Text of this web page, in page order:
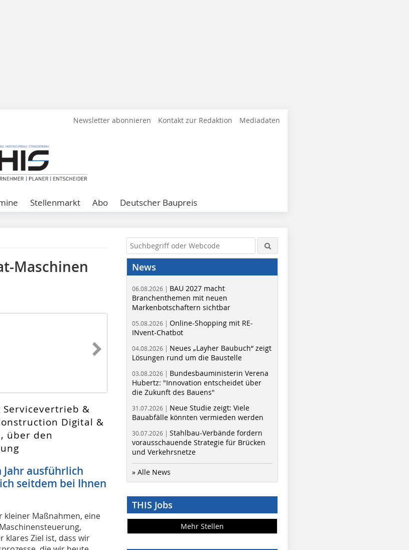
Newsletter abonnieren Kontakt zur Redaktion Mediadaten
Stellenmarkt Abo Deutscher Baupreis
Maschinen
Servicevertrieb &
Digital &
über den
ausführlich
seitdem bei Ihnen
kleiner Maßnahmen, eine
klares Ziel ist, dass wir
News
06.08.2026 | BAU 2027 macht
Branchenthemen mit neuen
Markenbotschaftern sichtbar
05.08.2026 | Online-Shopping mit RE-
INvent-Chatbot
04.08.2026 | Neues „Layher Baubuch“ zeigt
Lösungen rund um die Baustelle
03.08.2026 | Bundesbauministerin Verena
Hubertz: "Innovation entscheidet über
die Zukunft des Bauens"
31.07.2026 | Neue Studie zeigt: Viele
Bauabfälle könnten vermieden werden
30.07.2026 | Stahlbau-Verbände fordern
vorausschauende Strategie für Brücken
und Verkehrsnetze
» Alle News
THIS Jobs
Mehr Stellen